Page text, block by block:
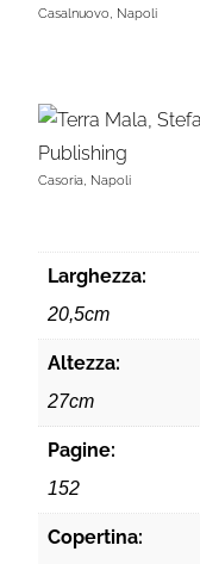
Casalnuovo, Napoli
Casoria, Napoli
Larghezza:
20,5cm
Altezza:
27cm
Pagine:
152
Copertina: